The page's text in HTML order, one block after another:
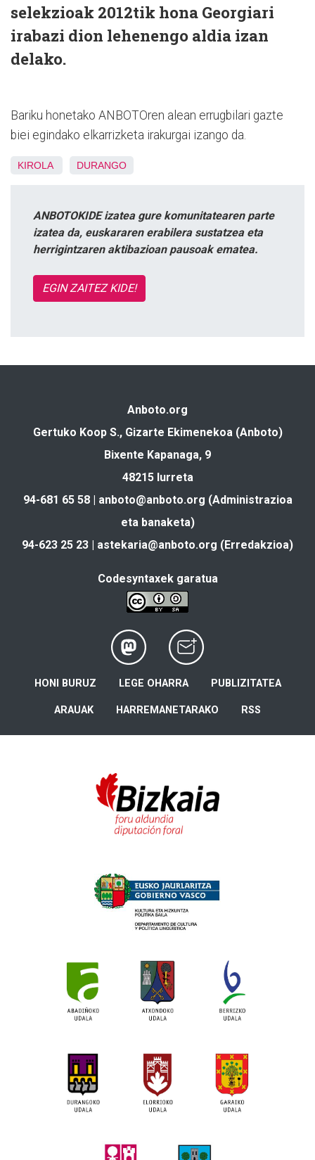
selekzioak 2012tik hona Georgiari
irabazi dion lehenengo aldia izan
delako.
Bariku honetako ANBOTOren alean errugbilari gazte
biei egindako elkarrizketa irakurgai izango da.
KIROLA DURANGO
ANBOTOKIDE izatea gure komunitatearen parte
izatea da, euskararen erabilera sustatzea eta
herrigintzaren aktibazioan pausoak ematea.
EGIN ZAITEZ KIDE!
Anboto.org
Gertuko Koop S., Gizarte Ekimenekoa (Anboto)
Bixente Kapanaga, 9
48215 Iurreta
94-681 65 58 | anboto@anboto.org (Administrazioa
eta banaketa)
94-623 25 23 | astekaria@anboto.org (Erredakzioa)
Codesyntaxek garatua
HONI BURUZ LEGE OHARRA PUBLIZITATEA
ARAUAK HARREMANETARAKO RSS